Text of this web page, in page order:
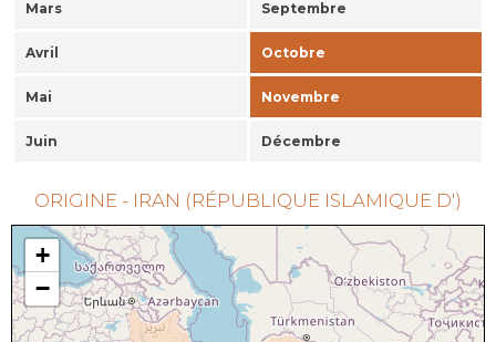
Mars Septembre
Avril Octobre
Mai Novembre
Juin Décembre
ORIGINE - IRAN (RÉPUBLIQUE ISLAMIQUE D')
+
−